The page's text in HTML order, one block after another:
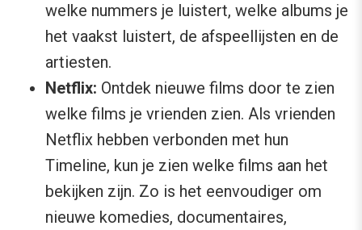
welke nummers je luistert, welke albums je
het vaakst luistert, de afspeellijsten en de
artiesten.
Netflix: Ontdek nieuwe films door te zien
welke films je vrienden zien. Als vrienden
Netflix hebben verbonden met hun
Timeline, kun je zien welke films aan het
bekijken zijn. Zo is het eenvoudiger om
nieuwe komedies, documentaires,